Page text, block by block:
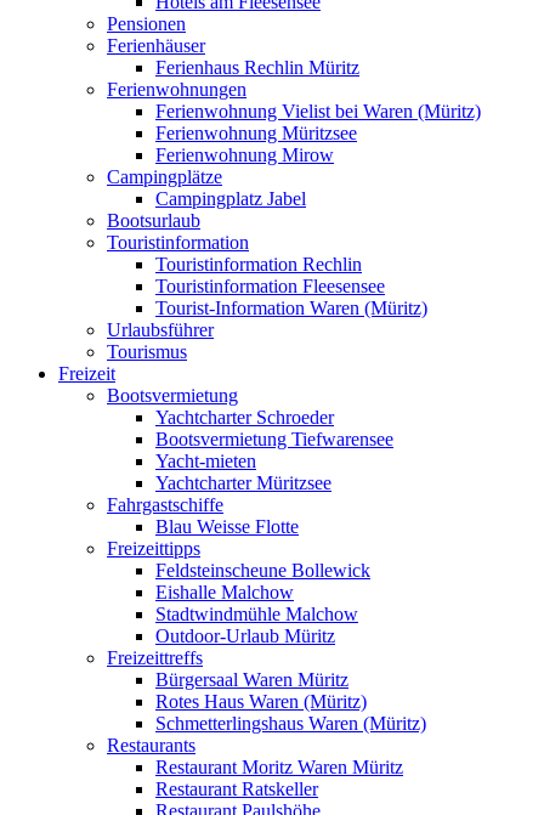
Pensionen
Ferienhäuser
Ferienhaus Rechlin Müritz
Ferienwohnungen
Ferienwohnung Vielist bei Waren (Müritz)
Ferienwohnung Müritzsee
Ferienwohnung Mirow
Campingplätze
Campingplatz Jabel
Bootsurlaub
Touristinformation
Touristinformation Rechlin
Touristinformation Fleesensee
Tourist-Information Waren (Müritz)
Urlaubsführer
Tourismus
Freizeit
Bootsvermietung
Yachtcharter Schroeder
Bootsvermietung Tiefwarensee
Yacht-mieten
Yachtcharter Müritzsee
Fahrgastschiffe
Blau Weisse Flotte
Freizeittipps
Feldsteinscheune Bollewick
Eishalle Malchow
Stadtwindmühle Malchow
Outdoor-Urlaub Müritz
Freizeittreffs
Bürgersaal Waren Müritz
Rotes Haus Waren (Müritz)
Schmetterlingshaus Waren (Müritz)
Restaurants
Restaurant Moritz Waren Müritz
Restaurant Ratskeller
Restaurant Paulshöhe